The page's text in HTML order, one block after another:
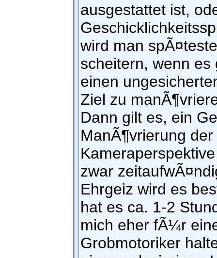
ausgestattet ist,
wird man
scheitern, wenn
einen
Ziel zu
Dann gilt es, ein
ManÃ¶vrierung
zwar
Ehrgeiz wird es
hat es ca. 1-2
mich eher fÃ¼r
Grobmotoriker